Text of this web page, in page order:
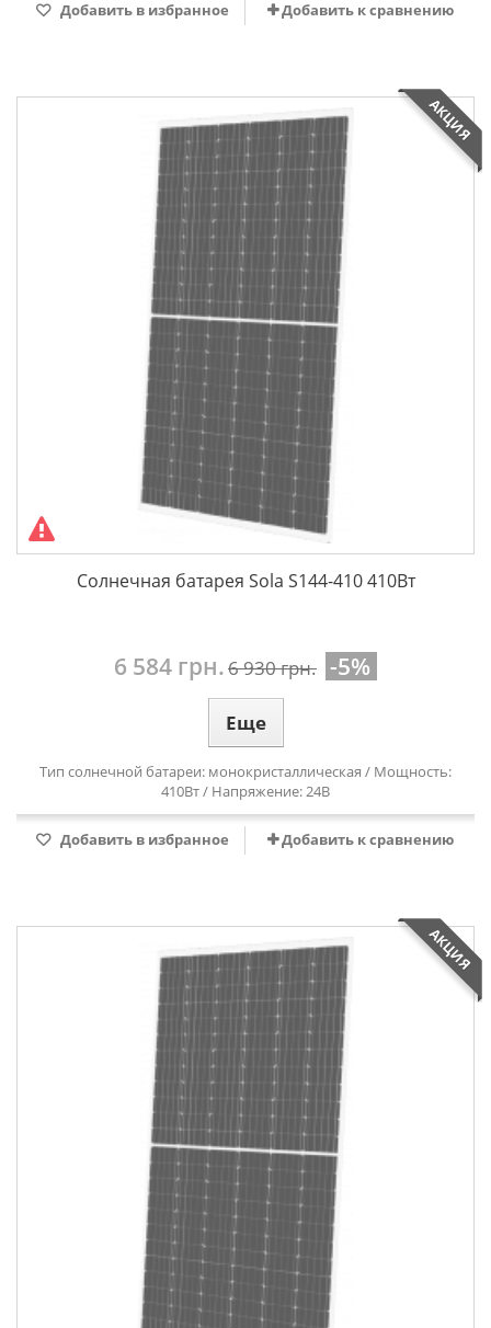
Добавить в избранное Добавить к сравнению
АКЦИЯ
Солнечная батарея Sola S144-410 410Вт
6 584 грн.6 930 грн. -5%
Еще
Тип солнечной батареи: монокристаллическая / Мощность:
410Вт / Напряжение: 24В
Добавить в избранное Добавить к сравнению
АКЦИЯ